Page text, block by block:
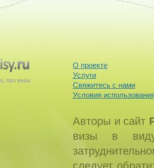
О проекте
Услуги
Свяжитесь с нами
Условия
Авторы и сайт
визы в виду